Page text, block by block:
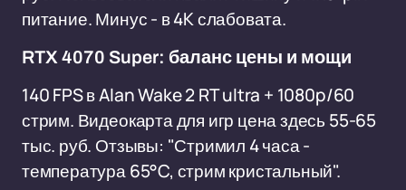
питание. Минус - в 4K слабовата.
RTX 4070 Super: баланс цены и мощи
140 FPS в Alan Wake 2 RT ultra + 1080p/60
стрим. Видеокарта для игр цена здесь 55-65
тыс. руб. Отзывы: "Стримил 4 часа -
температура 65°C, стрим кристальный".